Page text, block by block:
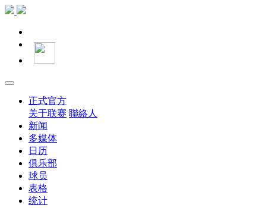
正式官方
关于联赛 聯絡人
新闻
多媒体
日历
俱乐部
球员
表格
统计